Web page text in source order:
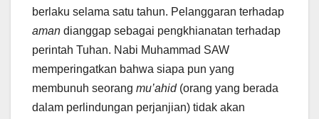
berlaku selama satu tahun. Pelanggaran terhadap
aman dianggap sebagai pengkhianatan terhadap
perintah Tuhan. Nabi Muhammad SAW
memperingatkan bahwa siapa pun yang
membunuh seorang mu’ahid (orang yang berada
dalam perlindungan perjanjian) tidak akan